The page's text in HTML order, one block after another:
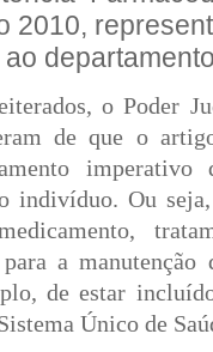
2010,
o Poder
de que o
imperativo
indivíduo. Ou
para a
de estar
Único de